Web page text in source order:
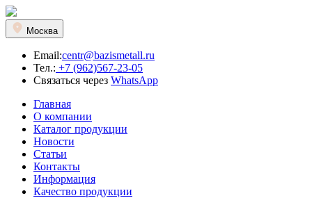
Москва
Email:centr@bazismetall.ru
Тел.: +7 (962)567-23-05
Связаться через WhatsApp
Главная
О компании
Каталог продукции
Новости
Статьи
Контакты
Информация
Качество продукции